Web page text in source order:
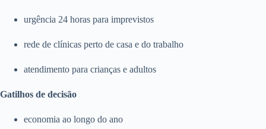
urgência 24 horas para imprevistos
rede de clínicas perto de casa e do trabalho
atendimento para crianças e adultos
Gatilhos de decisão
economia ao longo do ano